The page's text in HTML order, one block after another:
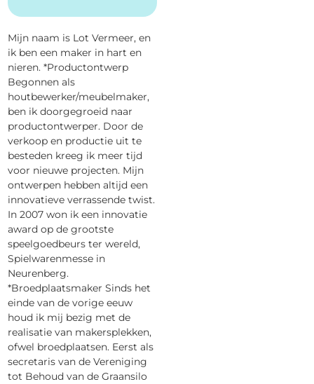
Mijn naam is Lot Vermeer, en
ik ben een maker in hart en
nieren. *Productontwerp
Begonnen als
houtbewerker/meubelmaker,
ben ik doorgegroeid naar
productontwerper. Door de
verkoop en productie uit te
besteden kreeg ik meer tijd
voor nieuwe projecten. Mijn
ontwerpen hebben altijd een
innovatieve verrassende twist.
In 2007 won ik een innovatie
award op de grootste
speelgoedbeurs ter wereld,
Spielwarenmesse in
Neurenberg.
*Broedplaatsmaker Sinds het
einde van de vorige eeuw
houd ik mij bezig met de
realisatie van makersplekken,
ofwel broedplaatsen. Eerst als
secretaris van de Vereniging
tot Behoud van de Graansilo